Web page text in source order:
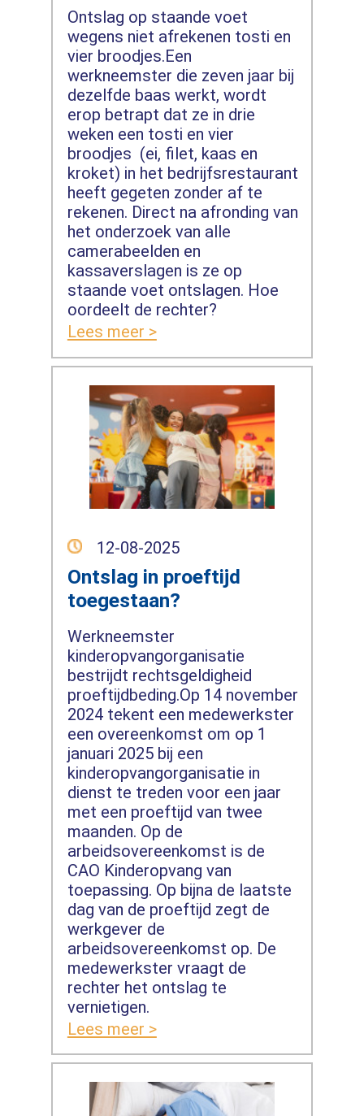
Ontslag op staande voet
wegens niet afrekenen tosti en
vier broodjes.Een
werkneemster die zeven jaar bij
dezelfde baas werkt, wordt
erop betrapt dat ze in drie
weken een tosti en vier
broodjes (ei, filet, kaas en
kroket) in het bedrijfsrestaurant
heeft gegeten zonder af te
rekenen. Direct na afronding van
het onderzoek van alle
camerabeelden en
kassaverslagen is ze op
staande voet ontslagen. Hoe
oordeelt de rechter?
Lees meer >
12-08-2025
Ontslag in proeftijd
toegestaan?
Werkneemster
kinderopvangorganisatie
bestrijdt rechtsgeldigheid
proeftijdbeding.Op 14 november
2024 tekent een medewerkster
een overeenkomst om op 1
januari 2025 bij een
kinderopvangorganisatie in
dienst te treden voor een jaar
met een proeftijd van twee
maanden. Op de
arbeidsovereenkomst is de
CAO Kinderopvang van
toepassing. Op bijna de laatste
dag van de proeftijd zegt de
werkgever de
arbeidsovereenkomst op. De
medewerkster vraagt de
rechter het ontslag te
vernietigen.
Lees meer >